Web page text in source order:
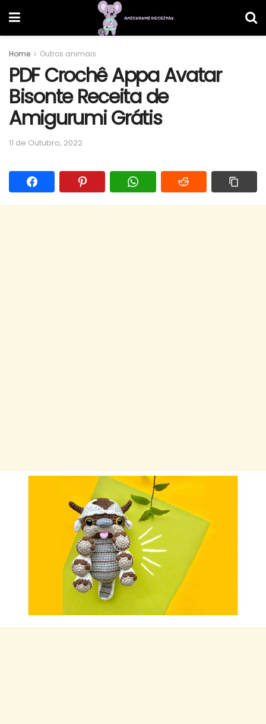
Home Outros animais
PDF Crochê Appa Avatar
Bisonte Receita de
Amigurumi Grátis
11 de Outubro, 2022